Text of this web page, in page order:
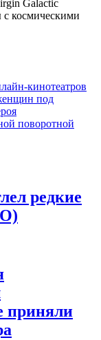
Galactic
с космическими
кинотеатров
под
поворотной
редкие
приняли